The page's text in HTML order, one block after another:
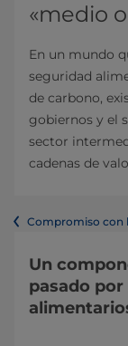
«medio
En un mundo
seguridad
de carbono,
gobiernos y el
sector
cadenas de
Compromiso con
Un
pasado